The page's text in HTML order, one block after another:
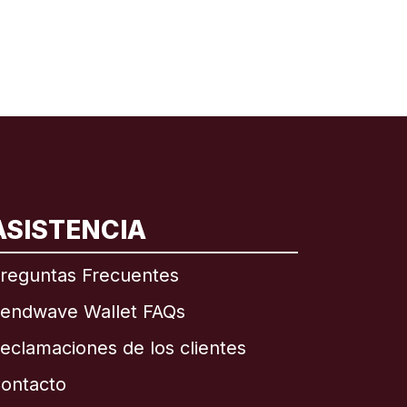
Frecuentes
Wallet FAQs
de los clientes